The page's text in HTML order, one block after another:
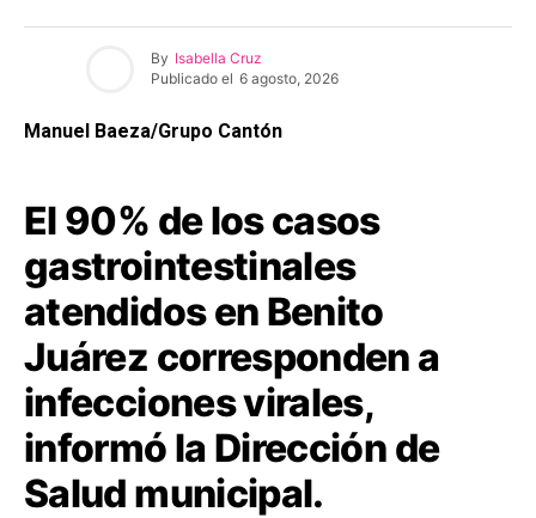
By Isabella Cruz
Publicado el 6 agosto, 2026
Manuel Baeza/Grupo Cantón
El 90% de los casos
gastrointestinales
atendidos en Benito
Juárez corresponden a
infecciones virales,
informó la Dirección de
Salud municipal.